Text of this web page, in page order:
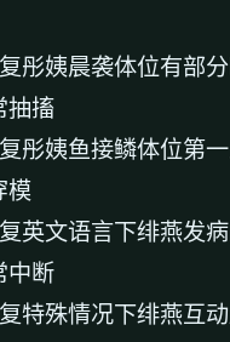
彤姨晨袭体位有部
抽搐
彤姨鱼接鳞体位第
模
英文语言下绯燕发
中断
特殊情况下绯燕互